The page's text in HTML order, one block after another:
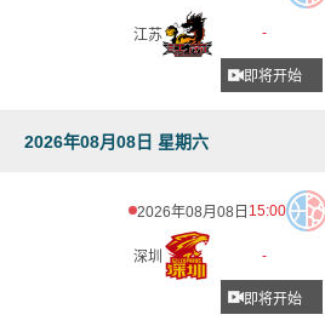
江苏 -
即将开始
2026年08月08日 星期六
2026年08月08日 15:00
深圳 -
即将开始